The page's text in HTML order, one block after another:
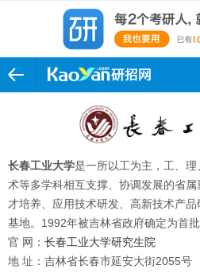
长春工业大学是一所以工为主，工、
术等多学科相互支撑、协调发展的省
才培养、应用技术研发、高新技术产
基地。1992年被吉林省政府确定为首批
官 网： 长春工业大学研究生院
地 址：吉林省长春市延安大街2055号